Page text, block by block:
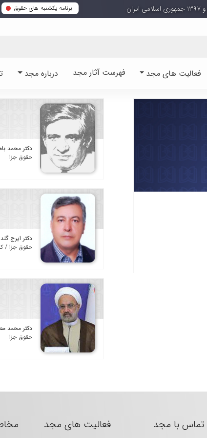
برنامه یکشنبه های حقوق
فعالیت های مجد فهرست آثار مجد درباره مجد
دکتر محمد
حقوق جزا
دکتر ایرج
حقوق جزا /
دکتر محمد
حقوق جزا
تماس با مجد فعالیت های مجد